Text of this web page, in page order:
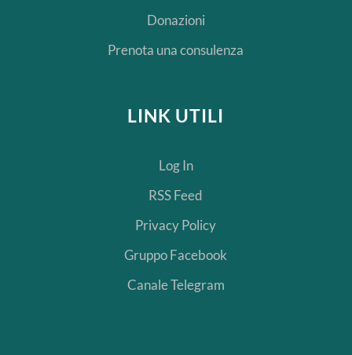
Donazioni
Prenota una consulenza
LINK UTILI
Log In
RSS Feed
Privacy Policy
Gruppo Facebook
Canale Telegram